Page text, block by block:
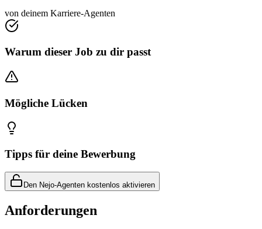
von deinem Karriere-Agenten
Warum dieser Job zu dir passt
Mögliche Lücken
Tipps für deine Bewerbung
Den Nejo-Agenten kostenlos aktivieren
Anforderungen